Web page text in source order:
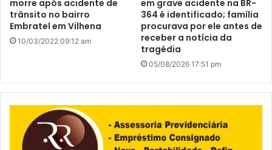
morre após acidente de
trânsito no bairro
Embratel em Vilhena
10/03/2022 09:12 am
em grave acidente na BR-
364 é identificado; família
procurava por ele antes de
receber a notícia da
tragédia
05/08/2026 17:51 pm